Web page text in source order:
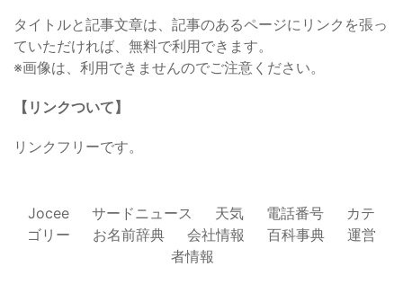
タイトルと記事文章は、記事のあるページにリンクを張っ
ていただければ、無料で利用できます。
※画像は、利用できませんのでご注意ください。
【リンクついて】
リンクフリーです。
Jocee サードニュース 天気 電話番号
カテ
ゴリー
お名前辞典 会社情報 百科事典
運営
者情報